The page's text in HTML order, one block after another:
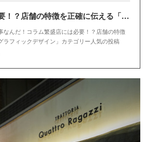
繁盛店には必要！？店舗の特徴を正確に伝える「グラフィックデザイン」 – 開業ってココが大事なんだ！コラム
なんだ！コラム繁盛店には必要！？店舗の特徴
ラフィックデザイン」カテゴリー人気の投稿